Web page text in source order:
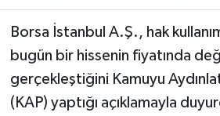
Borsa İstanbul A.Ş., hak
bugün bir hissenin fiyatında
gerçekleştiğini Kamuyu
(KAP) yaptığı açıklamayla